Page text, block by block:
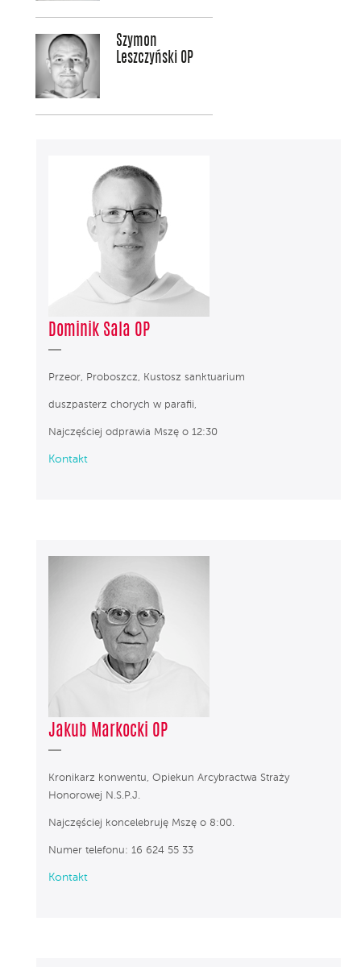
Szymon
Leszczyński OP
Dominik Sala OP
Przeor, Proboszcz, Kustosz sanktuarium
duszpasterz chorych w parafii,
Najczęściej odprawia Mszę o 12:30
Kontakt
Jakub Markocki OP
Kronikarz konwentu, Opiekun Arcybractwa Straży
Honorowej N.S.P.J.
Najczęściej koncelebruję Mszę o 8:00.
Numer telefonu: 16 624 55 33
Kontakt